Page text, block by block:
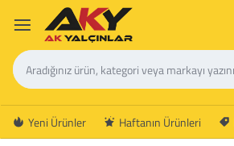
Yeni Ürünler Haftanın Ürünleri